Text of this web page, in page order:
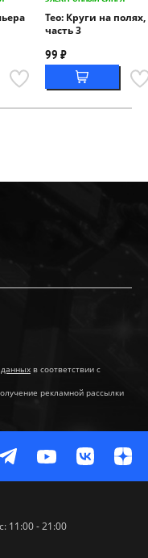
Тео: Круги на полях,
часть 3
99 ₽
данных в соответствии с
рекламной рассылки
11:00 - 21:00